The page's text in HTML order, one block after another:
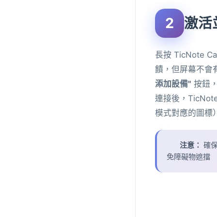
2 激活
長按 TicNote
饋，但屏幕不會
添加設備" 按鈕
連接後，
模式對應的圖標
注意： 確
免障礙物遮擋